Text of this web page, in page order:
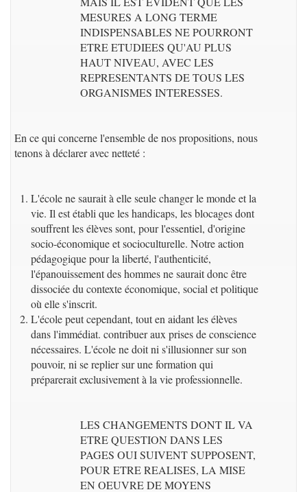
MESURES A LONG TERME
INDISPENSABLES NE POURRONT
ETRE ETUDIEES QU'AU PLUS
HAUT NIVEAU, AVEC LES
REPRESENTANTS DE TOUS LES
ORGANISMES INTERESSES.
En ce qui concerne l'ensemble de nos propositions, nous
tenons à déclarer avec netteté :
L'école ne saurait à elle seule changer le monde et la
vie. Il est établi que les handicaps, les blocages dont
souffrent les élèves sont, pour l'essentiel, d'origine
socio-économique et socioculturelle. Notre action
pédagogique pour la liberté, l'authenticité,
l'épanouissement des hommes ne saurait donc être
dissociée du contexte économique, social et politique
où elle s'inscrit.
L'école peut cependant, tout en aidant les élèves
dans l'immédiat. contribuer aux prises de conscience
nécessaires. L'école ne doit ni s'illusionner sur son
pouvoir, ni se replier sur une formation qui
préparerait exclusivement à la vie professionnelle.
LES CHANGEMENTS DONT IL VA
ETRE QUESTION DANS LES
PAGES OUI SUIVENT SUPPOSENT,
POUR ETRE REALISES, LA MISE
EN OEUVRE DE MOYENS